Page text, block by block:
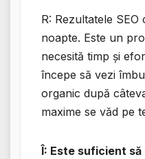
R: Rezultatele
noapte. Este un
necesită timp și
începe să vezi
organic după
maxime se văd pe
Î: Este suficient